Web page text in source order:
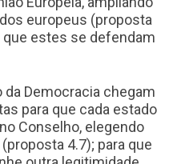
europeus (proposta
que estes se defendam
Democracia chegam
para que cada estado
Conselho, elegendo
4.7); para que